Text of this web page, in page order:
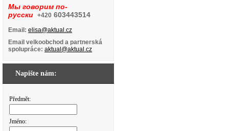
Мы говорим по-
русски +420 603443514
Email: elisa@aktual.cz
Email velkoobchod a partnerská
spolupráce: aktual@aktual.cz
Napište nám:
Předmět:
Jméno: